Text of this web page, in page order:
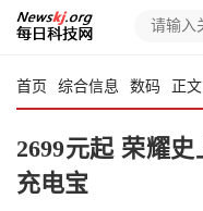
首页 综合信息 数码 正文
2699元起 荣耀
充电宝